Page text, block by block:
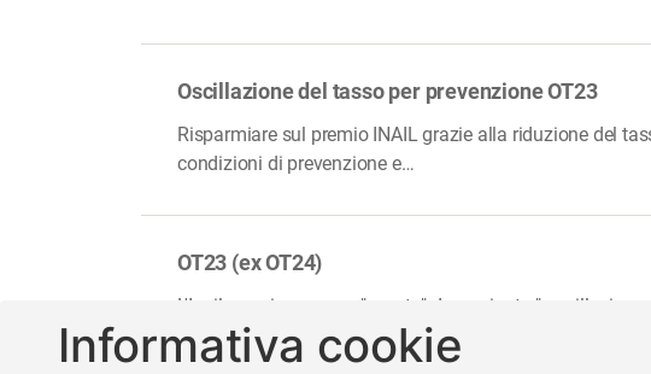
Oscillazione del tasso per prevenzione OT23
Risparmiare sul premio INAIL grazie alla riduzione del
condizioni di prevenzione e…
OT23 (ex OT24)
L'Inail premia con uno "sconto" denominato "
Informativa cookie